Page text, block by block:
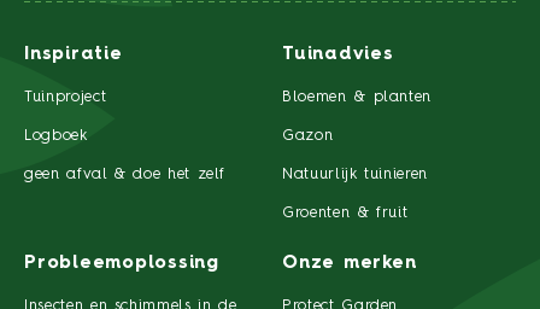
Inspiratie
Tuinproject
Logboek
geen afval & doe het zelf
Tuinadvies
Bloemen & planten
Gazon
Natuurlijk tuinieren
Groenten & fruit
Probleemoplossing Onze merken